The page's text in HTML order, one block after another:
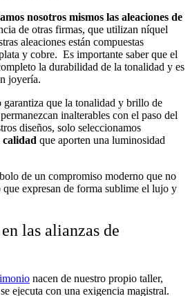
nosotros mismos las aleaciones de
de otras firmas, que utilizan níquel
aleaciones están compuestas
y cobre. Es importante saber que el
la durabilidad de la tonalidad y es
joyería.
que la tonalidad y brillo de
inalterables con el paso del
diseños, solo seleccionamos
calidad que aporten una luminosidad
de un compromiso moderno que no
expresan de forma sublime el lujo y
las alianzas de
nacen de nuestro propio taller,
ejecuta con una exigencia magistral.